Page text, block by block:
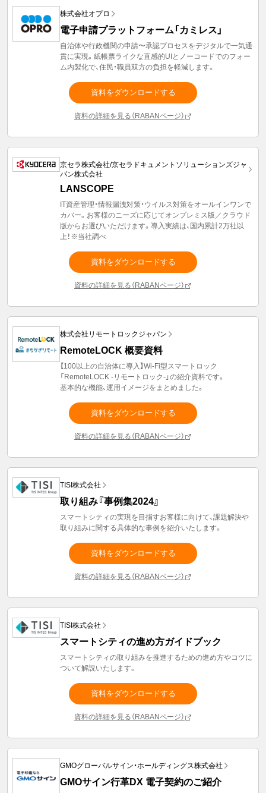
株式会社オプロ
電子申請プラットフォーム「カミレス」
自治体や行政機関の申請〜承認プロセスをデジタルで一気通
貫に実現。紙帳票ライクな直感的UIとノーコードでのフォー
ム内製化で、住民・職員双方の負担を軽減します。
資料をダウンロードする
資料の詳細を見る（RABANページ）
京セラ株式会社/京セラドキュメントソリューションズジャ
パン株式会社
LANSCOPE
IT資産管理・情報漏洩対策・ウイルス対策をオールインワンで
カバー。お客様のニーズに応じてオンプレミス版／クラウド
版からお選びいただけます。導入実績は、国内累計2万社以
上！※当社調べ
資料をダウンロードする
資料の詳細を見る（RABANページ）
株式会社リモートロックジャパン
RemoteLOCK 概要資料
【100以上の自治体に導入】Wi-Fi型スマートロック
「RemoteLOCK -リモートロック-」の紹介資料です。
基本的な機能、運用イメージをまとめました。
資料をダウンロードする
資料の詳細を見る（RABANページ）
TISI株式会社
取り組み『事例集2024』
スマートシティの実現を目指すお客様に向けて、課題解決や
取り組みに関する具体的な事例を紹介いたします。
資料をダウンロードする
資料の詳細を見る（RABANページ）
TISI株式会社
スマートシティの進め方ガイドブック
スマートシティの取り組みを推進するための進め方やコツに
ついて解説いたします。
資料をダウンロードする
資料の詳細を見る（RABANページ）
GMOグローバルサイン・ホールディングス株式会社
GMOサイン行革DX 電子契約のご紹介